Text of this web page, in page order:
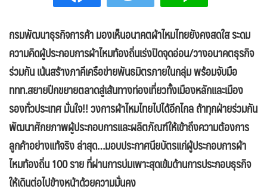
กรมพัฒนาธุรกิจการค้า มองเห็นอนาคตผ้าไหมไทยยังคงสดใส ระดม
ความคิดผู้ประกอบการผ้าไหมท้องถิ่นเร่งปิดจุดอ่อน/วางอนาคตธุรกิจ
ร่วมกัน เน้นสร้างภาคีเครือข่ายพันธมิตรภายในกลุ่ม พร้อมจับมือ
ททท.สยายปีกขยายตลาดสู่เส้นทางท่องเที่ยวทั้งเมืองหลักและเมือง
รองทั่วประเทศ มั่นใจ!! วงการผ้าไหมไทยไปได้อีกไกลถ้าทุกฝ่ายร่วมกัน
พัฒนาศักยภาพผู้ประกอบการและผลิตภัณฑ์ให้เข้าถึงความต้องการ
ลูกค้าอย่างแท้จริง ล่าสุด…มอบประกาศนียบัตรแก่ผู้ประกอบการผ้า
ไหมท้องถิ่น 100 ราย ที่ผ่านการบ่มเพาะสุดเข้มด้านการประกอบธุรกิจ
ให้เดินต่อไปข้างหน้าด้วยความมั่นคง